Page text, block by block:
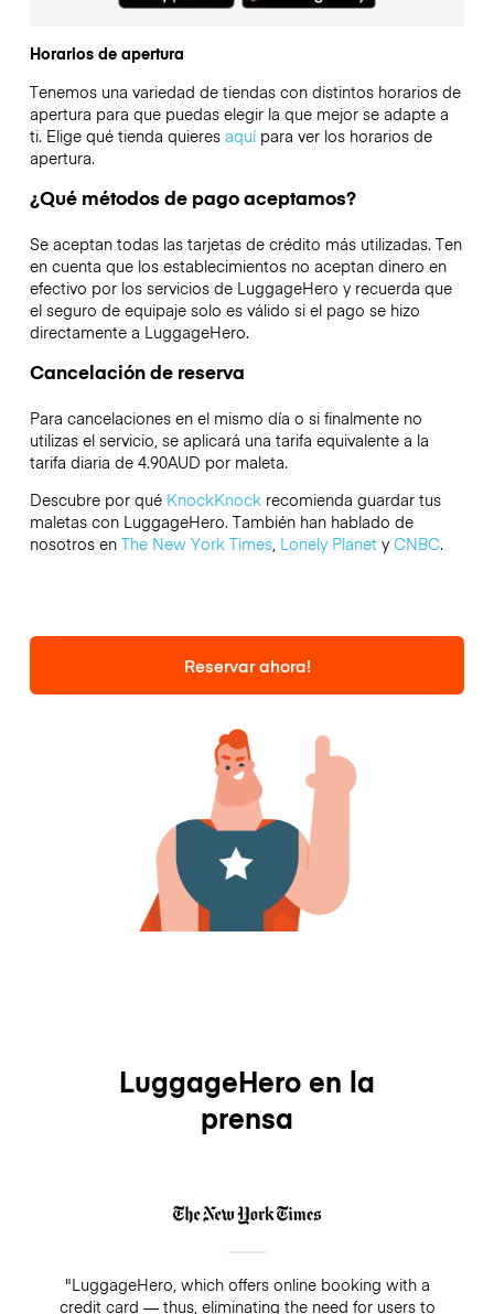
Horarios de apertura
Tenemos una variedad de tiendas con distintos horarios de
apertura para que puedas elegir la que mejor se adapte a
ti. Elige qué tienda quieres aquípara ver los horarios de
apertura.
¿Qué métodos de pago aceptamos?
Se aceptan todas las tarjetas de crédito más utilizadas. Ten
en cuenta que los establecimientos no aceptan dinero en
efectivo por los servicios de LuggageHero y recuerda que
el seguro de equipaje solo es válido si el pago se hizo
directamente a LuggageHero.
Cancelación de reserva
Para cancelaciones en el mismo día o si finalmente no
utilizas el servicio, se aplicará una tarifa equivalente a la
tarifa diaria de 4.90AUD por maleta.
Descubre por qué KnockKnockrecomienda guardar tus
maletas con LuggageHero. También han hablado de
nosotros en The New York Times, Lonely Planety CNBC.
Reservar ahora!
LuggageHero en la
prensa
"LuggageHero, which offers online booking with a
credit card — thus, eliminating the need for users to